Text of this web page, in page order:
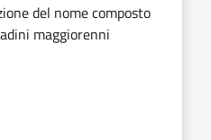
del nome composto
maggiorenni